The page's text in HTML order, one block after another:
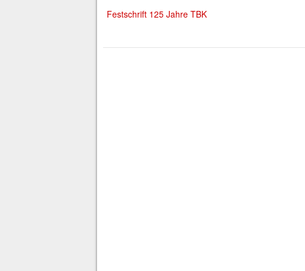
Festschrift 125 Jahre TBK